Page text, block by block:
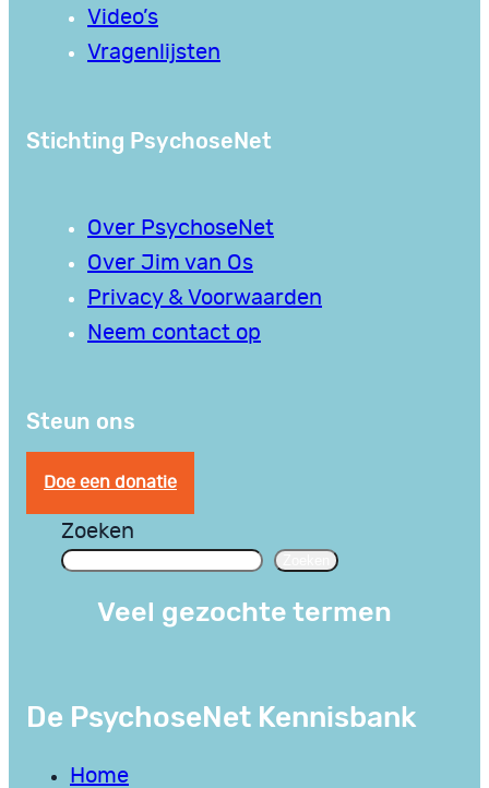
Video’s
Vragenlijsten
Stichting PsychoseNet
Over PsychoseNet
Over Jim van Os
Privacy & Voorwaarden
Neem contact op
Steun ons
Doe een donatie
Zoeken
Veel gezochte termen
De PsychoseNet Kennisbank
Home